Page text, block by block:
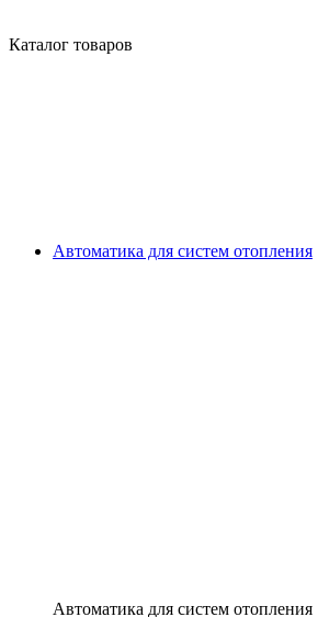
Каталог товаров
Автоматика для систем отопления
Автоматика для систем отопления